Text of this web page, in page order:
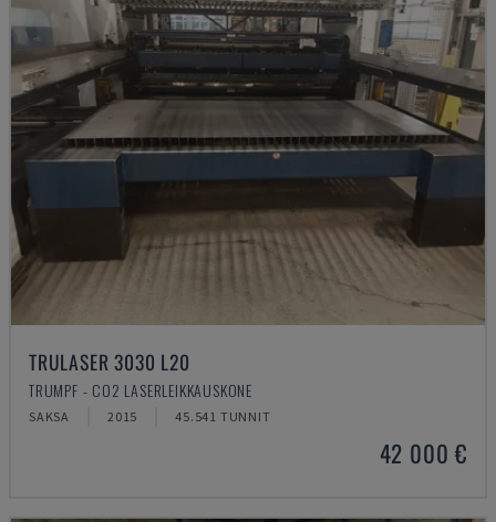
TRULASER 3030 L20
TRUMPF - CO2 LASERLEIKKAUSKONE
SAKSA 2015 45.541 TUNNIT
42 000 €